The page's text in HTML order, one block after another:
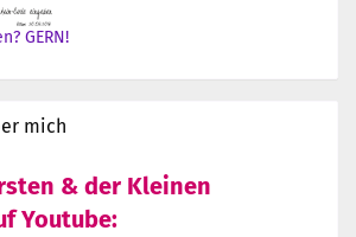
GERN!
mich
& der Kleinen
Youtube: